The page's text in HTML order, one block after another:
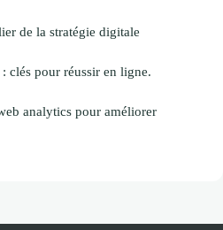
de la stratégie digitale
clés pour réussir en ligne.
analytics pour améliorer